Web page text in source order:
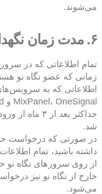
می‌شوند.
۶. مدت زمان نگهداری از اطلاعات شما
تمام اطلاعاتی که در
زمانی که عضو نگاه نو
حداکثر بعد
شد.
در صورتی که درخواست
داشته باشید، تمام
از روی سرورهای نگاه
خارج از نگاه نو نیز
می‌شود.